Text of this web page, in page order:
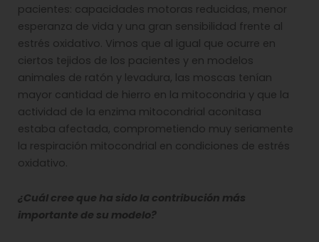
pacientes: capacidades motoras reducidas, menor
esperanza de vida y una gran sensibilidad frente al
estrés oxidativo. Vimos que al igual que ocurre en
ciertos tejidos de los pacientes y en modelos
animales de ratón y levadura, las moscas tenían
mayor cantidad de hierro en la mitocondria y que la
actividad de la enzima mitocondrial aconitasa
estaba afectada, comprometiendo muy seriamente
la respiración mitocondrial en condiciones de estrés
oxidativo.
¿Cuál cree que ha sido la contribución más
importante de su modelo?